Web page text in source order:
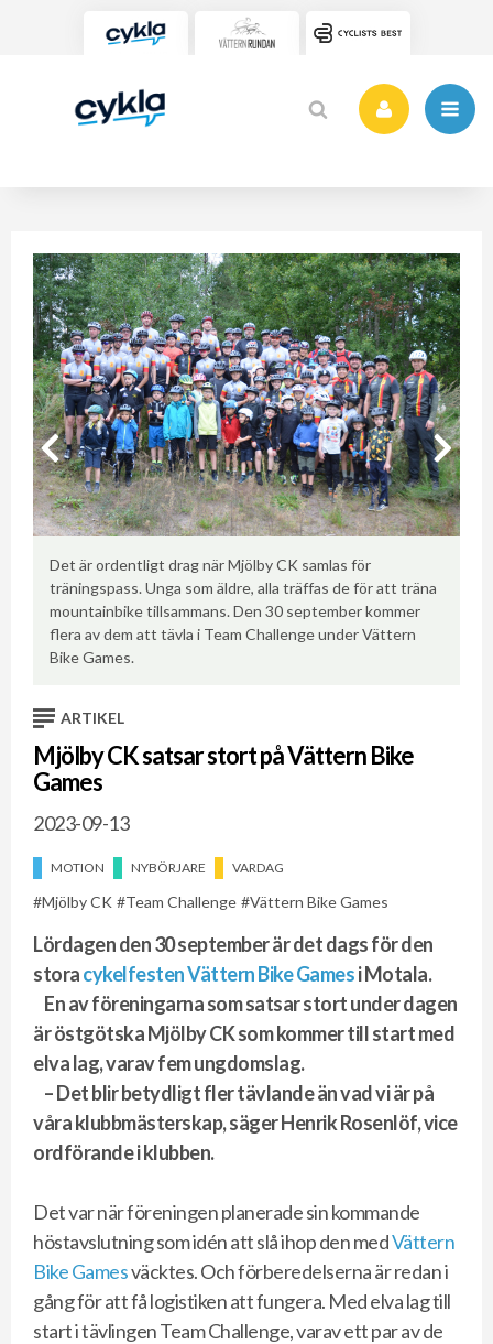
Det är ordentligt drag när Mjölby CK samlas för
träningspass. Unga som äldre, alla träffas de för att träna
mountainbike tillsammans. Den 30 september kommer
flera av dem att tävla i Team Challenge under Vättern
Bike Games.
ARTIKEL
Mjölby CK satsar stort på Vättern Bike
Games
2023-09-13
MOTION NYBÖRJARE VARDAG
Mjölby CK Team Challenge Vättern Bike Games
Lördagen den 30 september är det dags för den
storacykelfesten Vättern Bike Gamesi Motala.
En av föreningarna som satsar stort under dagen
är östgötska Mjölby CK som kommer till start med
elva lag, varav fem ungdomslag.
– Det blir betydligt fler tävlande än vad vi är på
våra klubbmästerskap, säger Henrik Rosenlöf, vice
ordförande i klubben.
Det var när föreningen planerade sin kommande
höstavslutning som idén att slå ihop den medVättern
Bike Gamesväcktes. Och förberedelserna är redan i
gång för att få logistiken att fungera. Med elva lag till
start i tävlingen Team Challenge, varav ett par av de